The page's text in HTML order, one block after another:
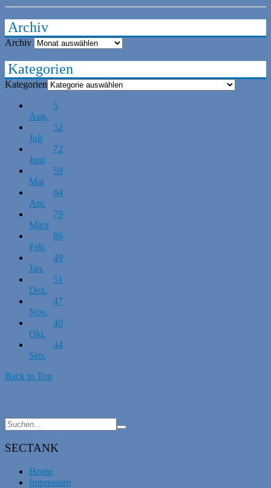
Archiv
Archiv
Kategorien
Kategorien
5
Aug.
52
Juli
72
Juni
59
Mai
64
Apr.
79
März
86
Feb.
49
Jan.
51
Dez.
47
Nov.
40
Okt.
44
Sep.
Back to Top
SECTANK
Home
Impressum